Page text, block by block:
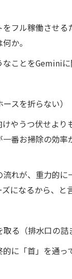
をフル稼働させる
か。
ことをGeminiに
スを折らない）
やうつ伏せより
番お掃除の効率
れが、重力的に
になるから、と
る（排水口の詰
に「首」を通っ